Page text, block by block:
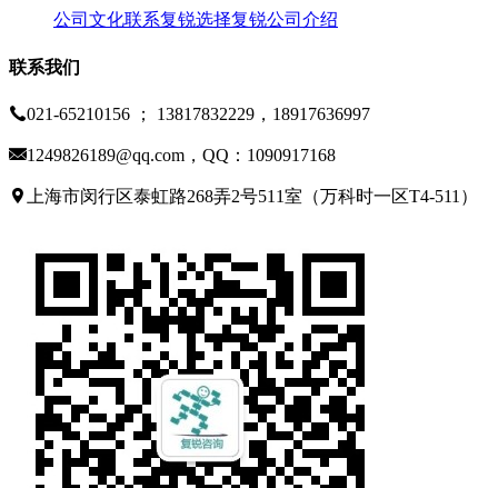
公司文化联系复锐选择复锐公司介绍
联系我们
021-65210156 ； 13817832229，18917636997
1249826189@qq.com，QQ：1090917168
上海市闵行区泰虹路268弄2号511室（万科时一区T4-511）